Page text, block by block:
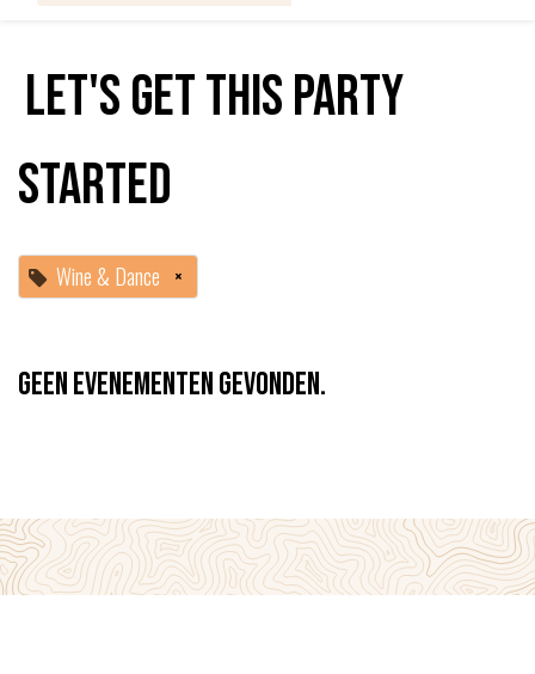
Let's get this party
started
Wine & Dance ×
Geen evenementen gevonden.